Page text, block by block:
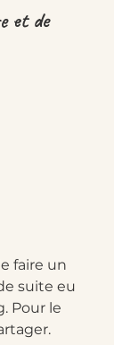
et de
faire un
suite eu
Pour le